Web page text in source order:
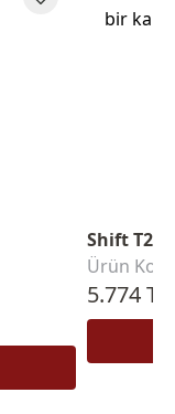
Shift T20
Ürün
5.774 TL